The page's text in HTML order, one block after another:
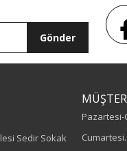
Gönder
Sedir Sokak
Pazartesi-